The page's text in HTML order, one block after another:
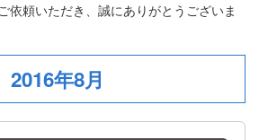
依頼いただき、誠にありがとうございま
2016年8月